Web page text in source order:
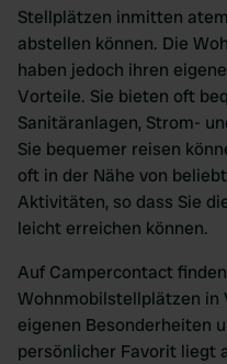
Stellplätzen inmitten
abstellen können. Die
haben jedoch ihren
Vorteile. Sie bieten oft
Sanitäranlagen, Strom-
Sie bequemer reisen
oft in der Nähe von
Aktivitäten, so dass Sie
leicht erreichen können.
Auf Campercontact
Wohnmobilstellplätzen in
eigenen Besonderheiten
persönlicher Favorit liegt